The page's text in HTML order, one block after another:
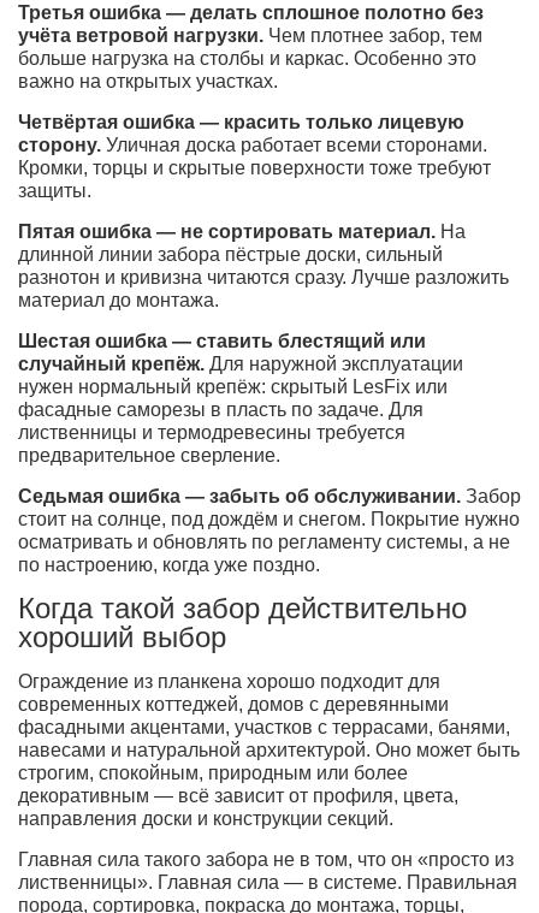
Третья ошибка — делать сплошное полотно без
учёта ветровой нагрузки. Чем плотнее забор, тем
больше нагрузка на столбы и каркас. Особенно это
важно на открытых участках.
Четвёртая ошибка — красить только лицевую
сторону. Уличная доска работает всеми сторонами.
Кромки, торцы и скрытые поверхности тоже требуют
защиты.
Пятая ошибка — не сортировать материал. На
длинной линии забора пёстрые доски, сильный
разнотон и кривизна читаются сразу. Лучше разложить
материал до монтажа.
Шестая ошибка — ставить блестящий или
случайный крепёж. Для наружной эксплуатации
нужен нормальный крепёж: скрытый LesFix или
фасадные саморезы в пласть по задаче. Для
лиственницы и термодревесины требуется
предварительное сверление.
Седьмая ошибка — забыть об обслуживании. Забор
стоит на солнце, под дождём и снегом. Покрытие нужно
осматривать и обновлять по регламенту системы, а не
по настроению, когда уже поздно.
Когда такой забор действительно
хороший выбор
Ограждение из планкена хорошо подходит для
современных коттеджей, домов с деревянными
фасадными акцентами, участков с террасами, банями,
навесами и натуральной архитектурой. Оно может быть
строгим, спокойным, природным или более
декоративным — всё зависит от профиля, цвета,
направления доски и конструкции секций.
Главная сила такого забора не в том, что он «просто из
лиственницы». Главная сила — в системе. Правильная
порода, сортировка, покраска до монтажа, торцы,